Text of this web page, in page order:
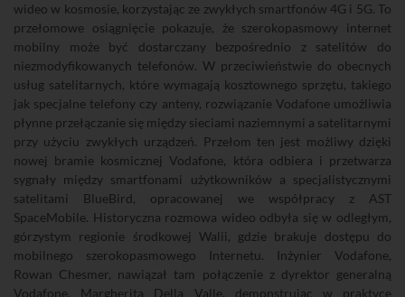
wideo w kosmosie, korzystając ze zwykłych smartfonów 4G i 5G. To
przełomowe osiągnięcie pokazuje, że szerokopasmowy internet
mobilny może być dostarczany bezpośrednio z satelitów do
niezmodyfikowanych telefonów. W przeciwieństwie do obecnych
usług satelitarnych, które wymagają kosztownego sprzętu, takiego
jak specjalne telefony czy anteny, rozwiązanie Vodafone umożliwia
płynne przełączanie się między sieciami naziemnymi a satelitarnymi
przy użyciu zwykłych urządzeń. Przełom ten jest możliwy dzięki
nowej bramie kosmicznej Vodafone, która odbiera i przetwarza
sygnały między smartfonami użytkowników a specjalistycznymi
satelitami BlueBird, opracowanej we współpracy z AST
SpaceMobile. Historyczna rozmowa wideo odbyła się w odległym,
górzystym regionie środkowej Walii, gdzie brakuje dostępu do
mobilnego szerokopasmowego Internetu. Inżynier Vodafone,
Rowan Chesmer, nawiązał tam połączenie z dyrektor generalną
Vodafone, Margheritą Della Valle, demonstrując w praktyce